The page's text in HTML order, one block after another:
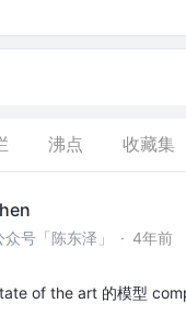
沸点 收藏集
号「陈东泽」 · 4年前
of the art 的模型